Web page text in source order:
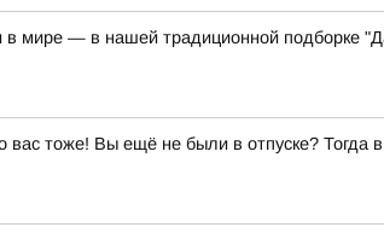
мире — в нашей традиционной подборке
вас тоже! Вы ещё не были в отпуске? Тогда